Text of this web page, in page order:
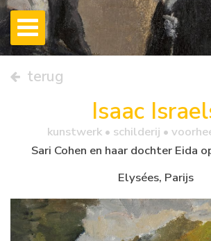
terug
Isaac
kunstwerk • schilderij •
Sari Cohen en haar dochter Eida
Elysées, Parijs